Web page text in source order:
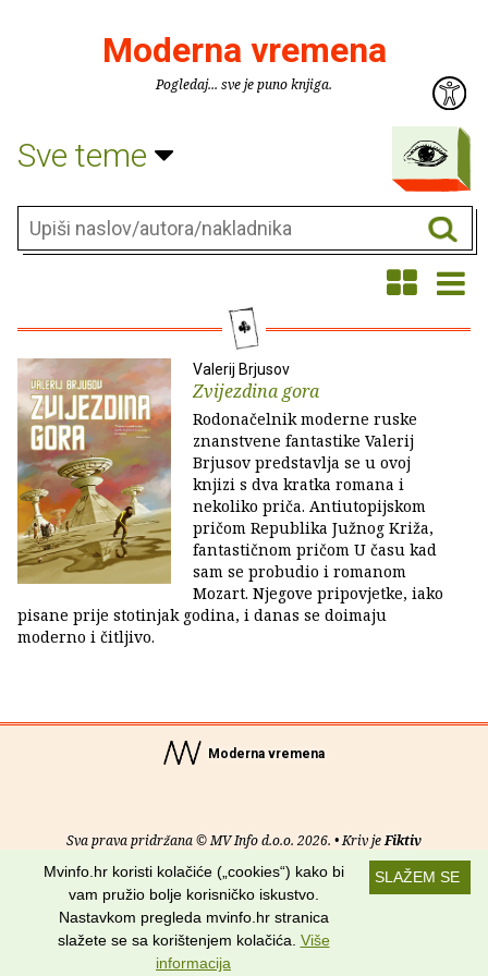
Moderna vremena
Pogledaj... sve je puno knjiga.
Sve teme
Valerij Brjusov
Zvijezdina gora
Rodonačelnik moderne ruske
znanstvene fantastike Valerij
Brjusov predstavlja se u ovoj
knjizi s dva kratka romana i
nekoliko priča. Antiutopijskom
pričom Republika Južnog Križa,
fantastičnom pričom U času kad
sam se probudio i romanom
Mozart. Njegove pripovjetke, iako
pisane prije stotinjak godina, i danas se doimaju
moderno i čitljivo.
Moderna vremena
Sva prava pridržana © MV Info d.o.o. 2026. • Kriv jeFiktiv
Uvjeti korištenja RSS kanali
Potraži nas na:
SLAŽEM SE
Mvinfo.hr koristi kolačiće („cookies“) kako bi
vam pružio bolje korisničko iskustvo.
Nastavkom pregleda mvinfo.hr stranica
slažete se sa korištenjem kolačića. Više
informacija